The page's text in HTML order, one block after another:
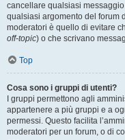
cancellare qualsiasi
qualsiasi argomento del forum
moderatori è quello di evitare
off-topic) o che scrivano
Top
Cosa sono i gruppi di utenti?
I gruppi permettono agli
appartenere a più gruppi e a
permessi. Questo facilita
moderatori per un forum, o di